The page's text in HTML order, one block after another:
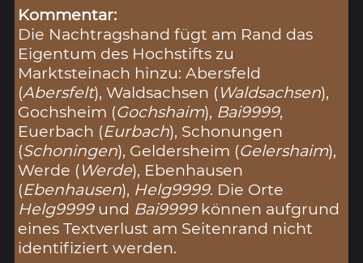
Kommentar:
Die Nachtragshand fügt am Rand das
Eigentum des Hochstifts zu
Marktsteinach hinzu: Abersfeld
(Abersfelt), Waldsachsen (Waldsachsen),
Gochsheim (Gochshaim), Bai9999,
Euerbach (Eurbach), Schonungen
(Schoningen), Geldersheim (Gelershaim),
Werde (Werde), Ebenhausen
(Ebenhausen), Helg9999. Die Orte
Helg9999und Bai9999können aufgrund
eines Textverlust am Seitenrand nicht
identifiziert werden.